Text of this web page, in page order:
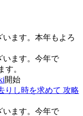
ます。本年もよろ
います。今年で
す。
開始
りし時を求めて 攻略
います。今年で